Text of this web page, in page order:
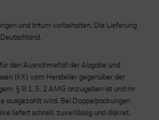
und Irrtum vorbehalten. Die Lieferung
den Ausnahmefall der Abgabe und
(KK) vom Hersteller gegenüber der
§ III 1, S. 2 AMG anzugeben ist und im
ausgezahlt wird. Bei Doppelpackungen
liefert schnell, zuverlässig und diskret.